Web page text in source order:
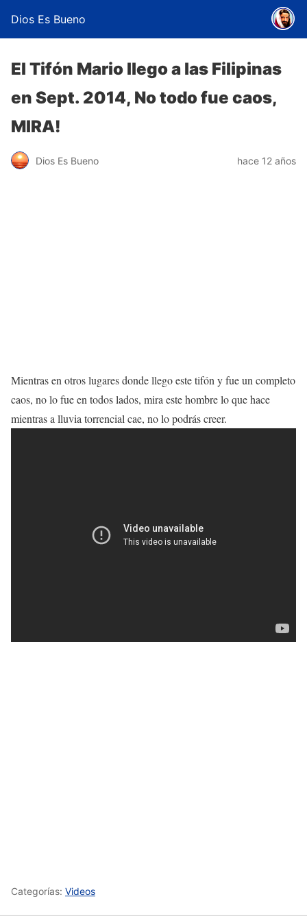
Dios Es Bueno
El Tifón Mario llego a las Filipinas
en Sept. 2014, No todo fue caos,
MIRA!
Dios Es Bueno hace 12 años
Mientras en otros lugares donde llego este tifón y fue un completo
caos, no lo fue en todos lados, mira este hombre lo que hace
mientras a lluvia torrencial cae, no lo podrás creer.
Categorías: Videos